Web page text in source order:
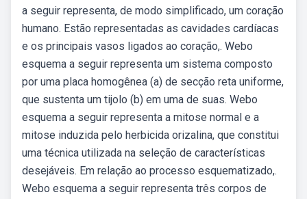
a seguir representa, de modo simplificado, um coração
humano. Estão representadas as cavidades cardíacas
e os principais vasos ligados ao coração,. Webo
esquema a seguir representa um sistema composto
por uma placa homogênea (a) de secção reta uniforme,
que sustenta um tijolo (b) em uma de suas. Webo
esquema a seguir representa a mitose normal e a
mitose induzida pelo herbicida orizalina, que constitui
uma técnica utilizada na seleção de características
desejáveis. Em relação ao processo esquematizado,.
Webo esquema a seguir representa três corpos de